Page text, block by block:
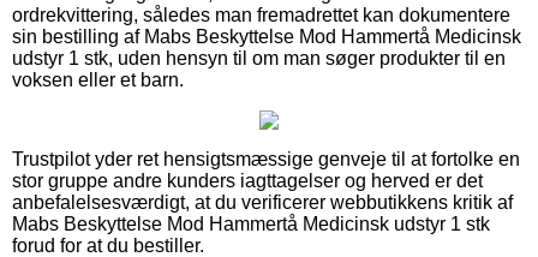
ordrekvittering, således man fremadrettet kan dokumentere
sin bestilling af Mabs Beskyttelse Mod Hammertå Medicinsk
udstyr 1 stk, uden hensyn til om man søger produkter til en
voksen eller et barn.
Trustpilot yder ret hensigtsmæssige genveje til at fortolke en
stor gruppe andre kunders iagttagelser og herved er det
anbefalelsesværdigt, at du verificerer webbutikkens kritik af
Mabs Beskyttelse Mod Hammertå Medicinsk udstyr 1 stk
forud for at du bestiller.